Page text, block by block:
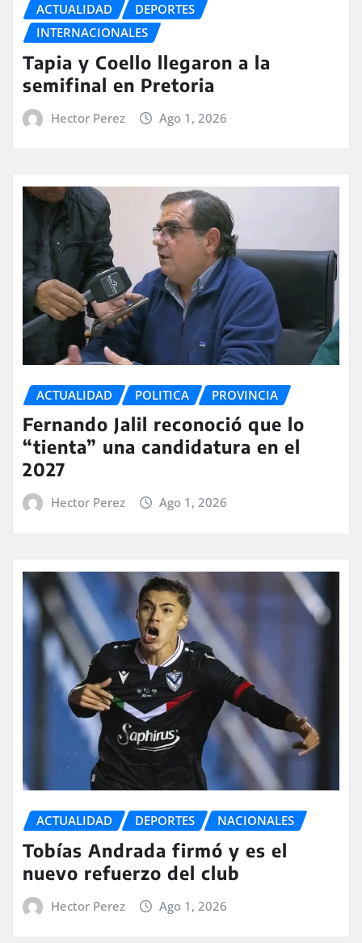
ACTUALIDAD
DEPORTES
INTERNACIONALES
Tapia y Coello llegaron a la
semifinal en Pretoria
Hector Perez Ago 1, 2026
ACTUALIDAD POLITICA PROVINCIA
Fernando Jalil reconoció que lo
“tienta” una candidatura en el
2027
Hector Perez Ago 1, 2026
ACTUALIDAD DEPORTES NACIONALES
Tobías Andrada firmó y es el
nuevo refuerzo del club
Hector Perez Ago 1, 2026